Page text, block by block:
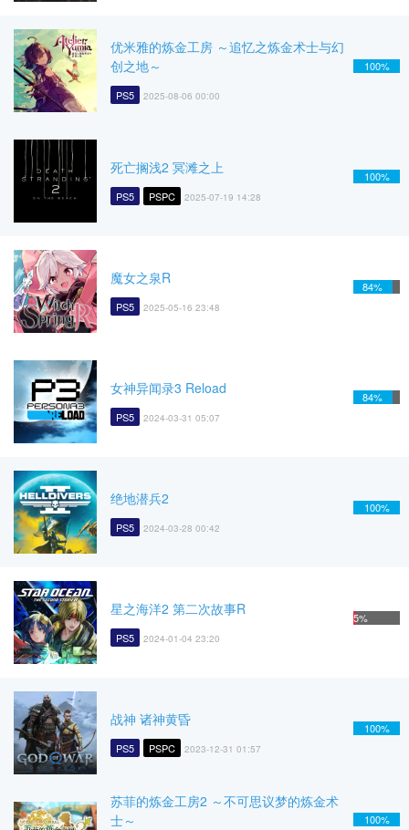
优米雅的炼金工房 ～追忆之炼金术士与幻
创之地～
PS5 2025-08-06 00:00
100%
死亡搁浅2 冥滩之上
PS5 PSPC 2025-07-19 14:28
100%
魔女之泉R
PS5 2025-05-16 23:48
84%
女神异闻录3 Reload
PS5 2024-03-31 05:07
84%
绝地潜兵2
PS5 2024-03-28 00:42
100%
星之海洋2 第二次故事R
PS5 2024-01-04 23:20
5%
战神 诸神黄昏
PS5 PSPC 2023-12-31 01:57
100%
苏菲的炼金工房2 ～不可思议梦的炼金术
士～
100%